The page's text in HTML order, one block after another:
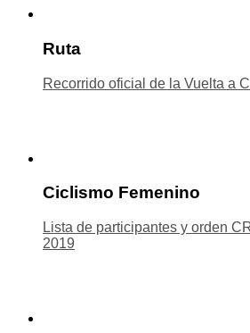
Ruta
Recorrido oficial de la Vuelta a
Ciclismo Femenino
Lista de participantes y orden
2019